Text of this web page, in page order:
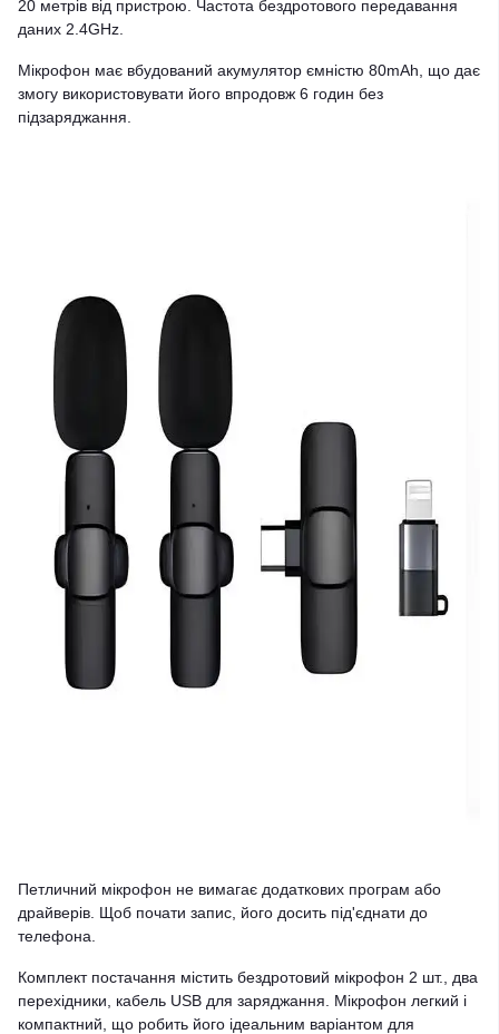
20 метрів від пристрою. Частота бездротового передавання
даних 2.4GHz.
Мікрофон має вбудований акумулятор ємністю 80mAh, що дає
змогу використовувати його впродовж 6 годин без
підзаряджання.
Петличний мікрофон не вимагає додаткових програм або
драйверів. Щоб почати запис, його досить під'єднати до
телефона.
Комплект постачання містить бездротовий мікрофон 2 шт., два
перехідники, кабель USB для заряджання. Мікрофон легкий і
компактний, що робить його ідеальним варіантом для